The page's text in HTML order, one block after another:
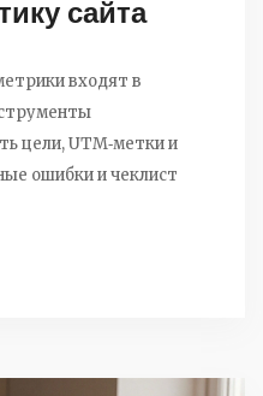
сайта
входят в
цели, UTM‑метки и
ошибки и чеклист